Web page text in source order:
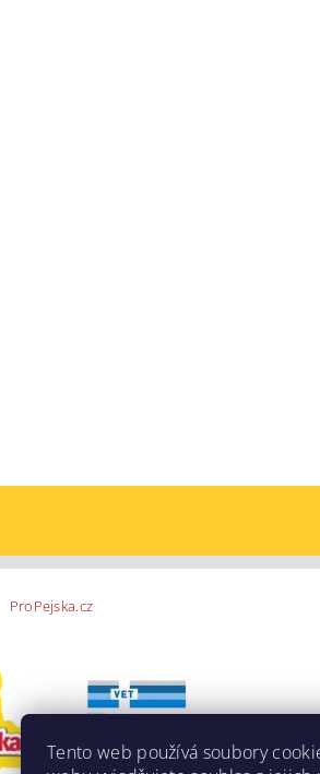
ProPejska.cz
Tento web používá soubory